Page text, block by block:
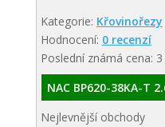
Kategorie: Křovinořezy
Hodnocení: 0 recenzí
Poslední známá cena:
NAC BP620-38KA-T
Nejlevnější obchody